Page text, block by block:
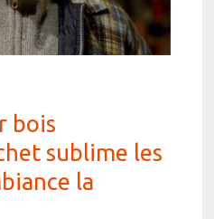
bois
sublime les
la